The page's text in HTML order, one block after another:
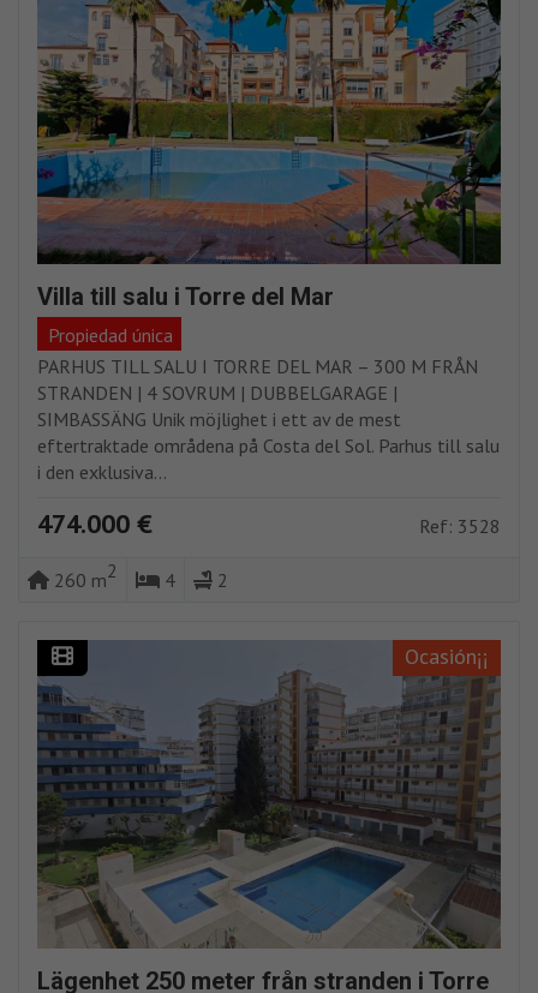
Villa till salu i Torre del Mar
Propiedad única
PARHUS TILL SALU I TORRE DEL MAR – 300 M FRÅN
STRANDEN | 4 SOVRUM | DUBBELGARAGE |
SIMBASSÄNG Unik möjlighet i ett av de mest
eftertraktade områdena på Costa del Sol. Parhus till salu
i den exklusiva...
474.000 € Ref: 3528
260 m2 4 2
Ocasión¡¡
Lägenhet 250 meter från stranden i Torre